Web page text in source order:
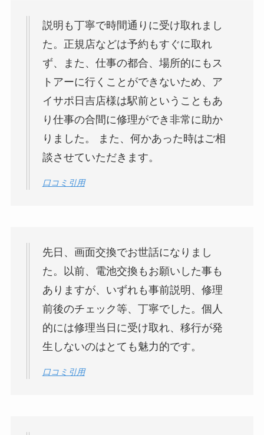
説明も丁寧で時間通りに受け取れまし
た。正規店などは予約もすぐに取れ
ず、また、仕事の都合、場所的にもス
トアーに行くことができないため、ア
イサポ日吉店様は駅前ということもあ
り仕事の合間に修理ができ非常に助か
りました。 また、何かあった時はご相
談させていただきます。
口コミ引用
先日、画面交換でお世話になりまし
た。以前、電池交換もお願いした事も
ありますが、いずれも事前説明、修理
前後のチェック等、丁寧でした。個人
的には修理当日に受け取れ、移行が発
生しないのはとても魅力的です。
口コミ引用